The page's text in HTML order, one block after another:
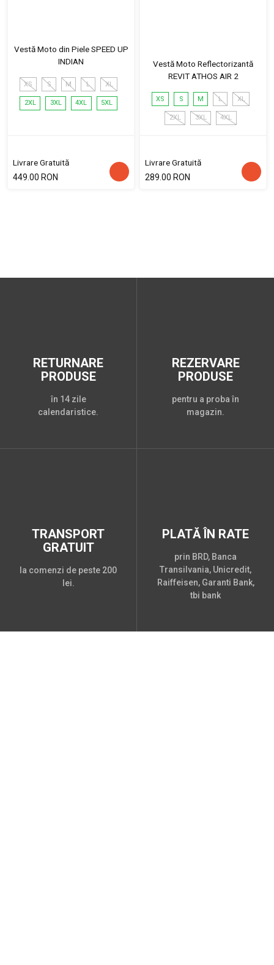
Vestă Moto din Piele SPEED UP
INDIAN
XS S M L XL
2XL 3XL 4XL 5XL
Livrare Gratuită
449.00 RON
Vestă Moto Reflectorizantă
REVIT ATHOS AIR 2
XS S M L XL
2XL 3XL 4XL
Livrare Gratuită
289.00 RON
RETURNARE
PRODUSE
în 14 zile
calendaristice.
REZERVARE
PRODUSE
pentru a proba în
magazin.
TRANSPORT
GRATUIT
la comenzi de peste 200
lei.
PLATĂ ÎN RATE
prin BRD, Banca
Transilvania, Unicredit,
Raiffeisen, Garanti Bank,
tbi bank